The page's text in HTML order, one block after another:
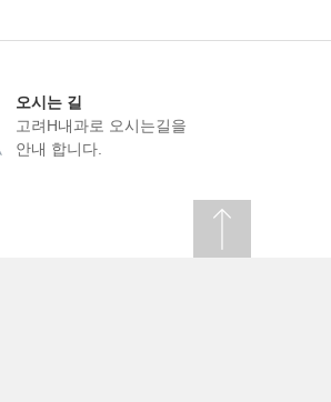
오시는 길
고려H내과로 오시는길을
안내 합니다.